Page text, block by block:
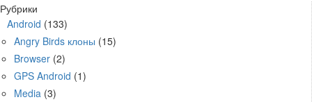
Рубрики
Android (133)
Angry Birds клоны (15)
Browser (2)
GPS Android (1)
Media (3)